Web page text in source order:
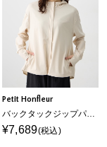
Petit Honfleur
バックタックジップパーカー【UVカット・接触冷感】
¥7,689(税込)